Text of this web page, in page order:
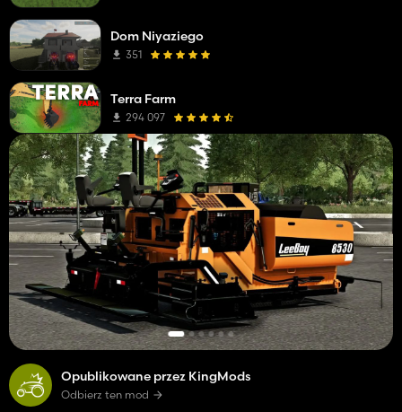
Opublikowane przez KingMods
Odbierz ten mod
Dom Niyaziego
351
Terra Farm
294 097